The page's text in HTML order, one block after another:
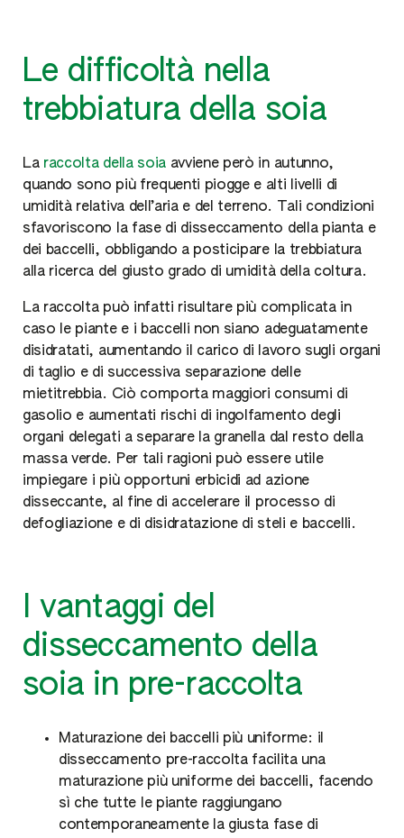
Le difficoltà nella
trebbiatura della soia
Laraccolta della soia avviene però in autunno,
quando sono più frequenti piogge e alti livelli di
umidità relativa dell’aria e del terreno. Tali condizioni
sfavoriscono la fase di disseccamento della pianta e
dei baccelli, obbligando a posticipare la trebbiatura
alla ricerca del giusto grado di umidità della coltura.
La raccolta può infatti risultare più complicata in
caso le piante e i baccelli non siano adeguatamente
disidratati, aumentando il carico di lavoro sugli organi
di taglio e di successiva separazione delle
mietitrebbia. Ciò comporta maggiori consumi di
gasolio e aumentati rischi di ingolfamento degli
organi delegati a separare la granella dal resto della
massa verde. Per tali ragioni può essere utile
impiegare i più opportuni erbicidi ad azione
disseccante, al fine di accelerare il processo di
defogliazione e di disidratazione di steli e baccelli.
I vantaggi del
disseccamento della
soia in pre-raccolta
Maturazione dei baccelli più uniforme: il
disseccamento pre-raccolta facilita una
maturazione più uniforme dei baccelli, facendo
sì che tutte le piante raggiungano
contemporaneamente la giusta fase di